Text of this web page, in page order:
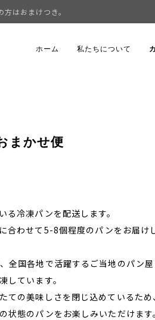
はおまけつき。
ホーム 私たちについて
まかせ便
る冷凍パンを配送します。
合わせて5-8個程度のパンをお届け
全国各地で活躍するご当地のパン屋
しています。
ての美味しさを閉じ込めているた
状態のパンをお楽しみいただけます